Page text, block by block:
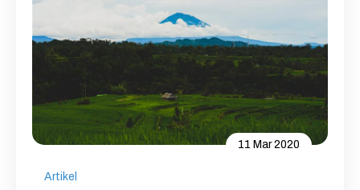
11 Mar 2020
Artikel